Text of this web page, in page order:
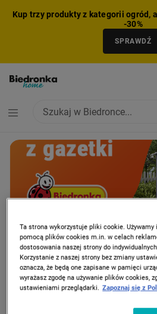
Kup trzy produkty z kategorii ogród,
-30%
SPRAWDŹ
DODANO PRODUKT
ZMNIEJSZONO LICZBĘ
USUNIĘTO PRODUKT
ZESTAW DODANY
NIE MOŻNA BYŁO DODAĆ
CAROUSEL
PROMOCJA: HITY Z GAZETKI
PREVIOUS SLIDE
Ta strona wykorzystuje pliki cookie.
pomocą plików cookies m.in. w celach
dostosowania naszej strony do
Korzystanie z naszej strony bez zmiany
oznacza, że będą one zapisane w pamięci
wyrażasz zgodę na używanie plików cookies,
ustawieniami przeglądarki. Zapoznaj się z